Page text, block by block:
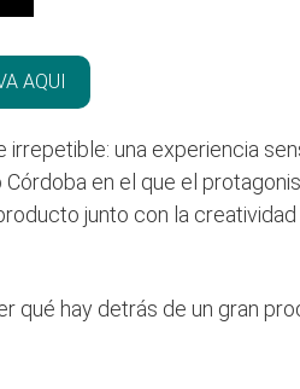
AQUI
una experiencia
en el que el
junto con la
qué hay detrás de un gran